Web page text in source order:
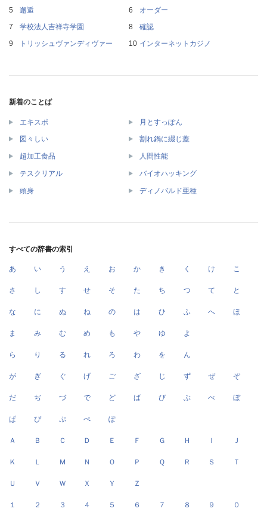
邂逅
オーダー
学校法人吉祥寺学園
確認
トリッシュヴァンディヴァー
インターネットカジノ
新着のことば
エキスポ 月とすっぽん
図々しい 割れ鍋に綴じ蓋
超加工食品 人間性能
テスクリアル バイオハッキング
頭身 ディノバルド亜種
すべての辞書の索引
あ い う え お か き く け こ
さ し す せ そ た ち つ て と
な に ぬ ね の は ひ ふ へ ほ
ま み む め も や ゆ よ
ら り る れ ろ わ を ん
が ぎ ぐ げ ご ざ じ ず ぜ ぞ
だ ぢ づ で ど ば び ぶ べ ぼ
ぱ ぴ ぷ ぺ ぽ
Ａ Ｂ Ｃ Ｄ Ｅ Ｆ Ｇ Ｈ Ｉ Ｊ
Ｋ Ｌ Ｍ Ｎ Ｏ Ｐ Ｑ Ｒ Ｓ Ｔ
Ｕ Ｖ Ｗ Ｘ Ｙ Ｚ
１ ２ ３ ４ ５ ６ ７ ８ ９ ０